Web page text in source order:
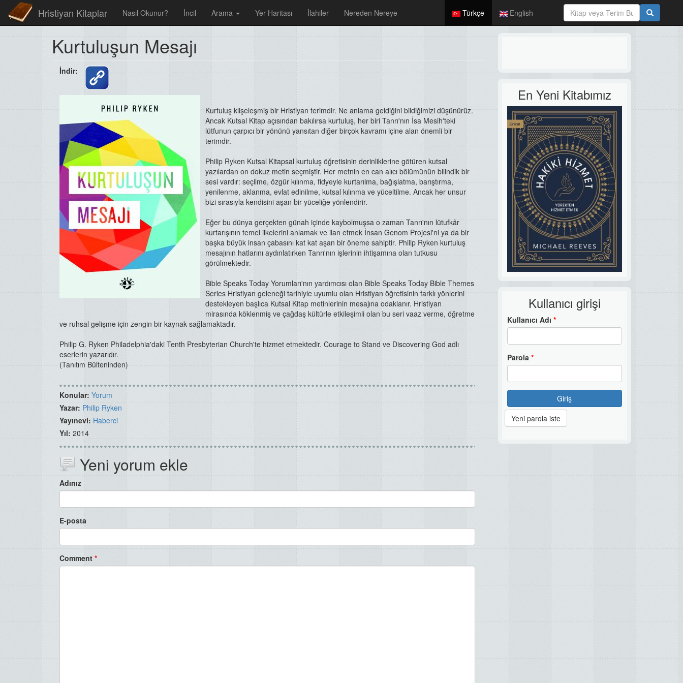
Hristiyan Kitaplar Nasıl Okunur? İncil Arama Yer Haritası İlahiler Nereden Nereye Türkçe English
En Yeni Kitabımız
Kullanıcı girişi
Kullanıcı Adı *
Parola *
Giriş
Yeni parola iste
Kurtuluşun Mesajı
İndir:
Kurtuluş klişeleşmiş bir Hristiyan terimdir. Ne anlama geldiğini bildiğimizi düşünürüz.
Ancak Kutsal Kitap açısından bakılırsa kurtuluş, her biri Tanrı'nın İsa Mesih'teki
lütfunun çarpıcı bir yönünü yansıtan diğer birçok kavramı içine alan önemli bir
terimdir.
Philip Ryken Kutsal Kitapsal kurtuluş öğretisinin derinliklerine götüren kutsal
yazılardan on dokuz metin seçmiştir. Her metnin en can alıcı bölümünün bilindik bir
sesi vardır: seçilme, özgür kılınma, fidyeyle kurtarılma, bağışlatma, barıştırma,
yenilenme, aklanma, evlat edinilme, kutsal kılınma ve yüceltilme. Ancak her unsur
bizi sırasıyla kendisini aşan bir yüceliğe yönlendirir.
Eğer bu dünya gerçekten günah içinde kaybolmuşsa o zaman Tanrı'nın lütufkâr
kurtarışının temel ilkelerini anlamak ve ilan etmek İnsan Genom Projesi'ni ya da bir
başka büyük insan çabasını kat kat aşan bir öneme sahiptir. Philip Ryken kurtuluş
mesajının hatlarını aydınlatırken Tanrı'nın işlerinin ihtişamına olan tutkusu
görülmektedir.
Bible Speaks Today Yorumları'nın yardımcısı olan Bible Speaks Today Bible Themes
Series Hristiyan geleneği tarihiyle uyumlu olan Hristiyan öğretisinin farklı yönlerini
destekleyen başlıca Kutsal Kitap metinlerinin mesajına odaklanır. Hristiyan
mirasında köklenmiş ve çağdaş kültürle etkileşimli olan bu seri vaaz verme, öğretme
ve ruhsal gelişme için zengin bir kaynak sağlamaktadır.
Philip G. Ryken Philadelphia'daki Tenth Presbyterian Church'te hizmet etmektedir. Courage to Stand ve Discovering God adlı
eserlerin yazarıdır.
(Tanıtım Bülteninden)
Konular: Yorum
Yazar: Philip Ryken
Yayınevi: Haberci
Yıl: 2014
Yeni yorum ekle
Adınız
E-posta
Comment *